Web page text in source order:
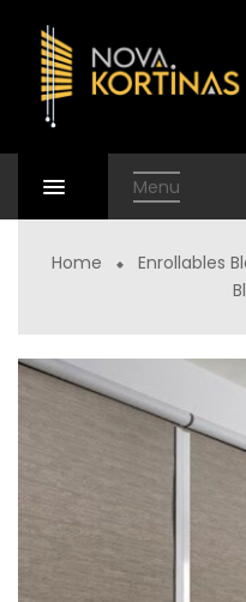
Menu
Home Enrollables